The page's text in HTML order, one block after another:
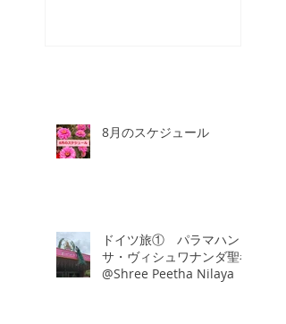
8月のスケジュール
ドイツ旅① パラマハン
サ・ヴィシュワナンダ聖者
@Shree Peetha Nilaya